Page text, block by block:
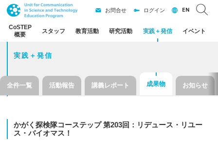
CoSTEP
概要
スタッフ 教育活動 研究活動 実践＋発信 イベント
お問合せ ログイン EN
実践＋発信
全件一覧 活動報告 講義レポート 成果物 お知らせ
かがく 探検隊コーステップ 第203回： リデュース ・ リユー
ス ・ バイオマス！